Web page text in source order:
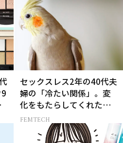
セックスレス2年の40代夫
婦の「冷たい関係」。変
化をもたらしてくれたの
は、オウムだった！
FEMTECH